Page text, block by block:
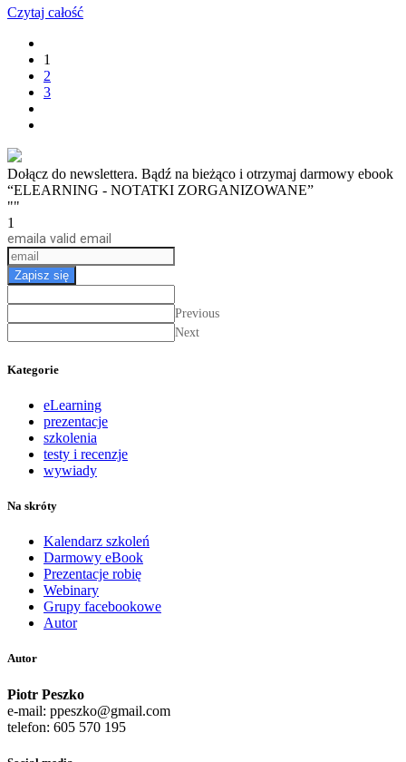
Czytaj całość
1
2
3
Dołącz do newslettera. Bądź na bieżąco i otrzymaj darmowy ebook
“ELEARNING - NOTATKI ZORGANIZOWANE”
""
1
emaila valid email
Zapisz się
Previous
Next
Kategorie
eLearning
prezentacje
szkolenia
testy i recenzje
wywiady
Na skróty
Kalendarz szkoleń
Darmowy eBook
Prezentacje robię
Webinary
Grupy facebookowe
Autor
Autor
Piotr Peszko
e-mail: ppeszko@gmail.com
telefon: 605 570 195